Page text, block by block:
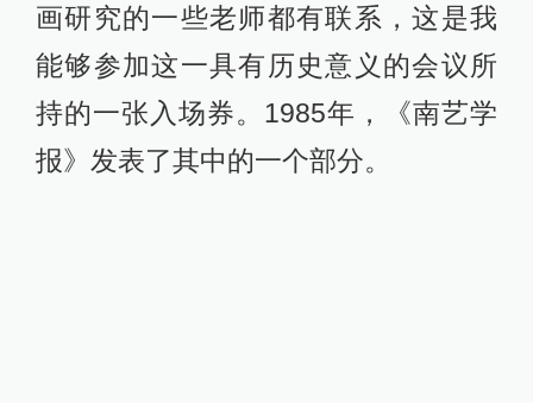
画研究的一些老师都有联系，这是我
能够参加这一具有历史意义的会议所
持的一张入场券。1985年，《南艺学
报》发表了其中的一个部分。